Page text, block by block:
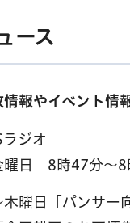
ース
報やイベント情
ジオ
曜日 8時47分～8
木曜日「パンサー